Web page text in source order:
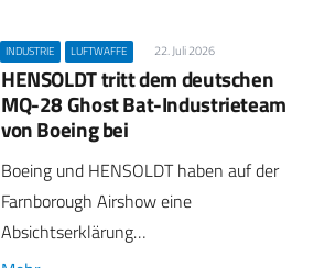
INDUSTRIE LUFTWAFFE 22. Juli 2026
HENSOLDT tritt dem deutschen
MQ-28 Ghost Bat-Industrieteam
von Boeing bei
Boeing und HENSOLDT haben auf der
Farnborough Airshow eine
Absichtserklärung…